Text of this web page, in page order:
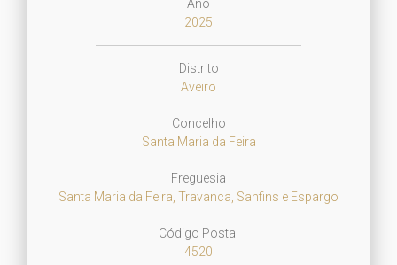
Ano
2025
Distrito
Aveiro
Concelho
Santa Maria da Feira
Freguesia
Santa Maria da Feira, Travanca, Sanfins e Espargo
Código Postal
4520